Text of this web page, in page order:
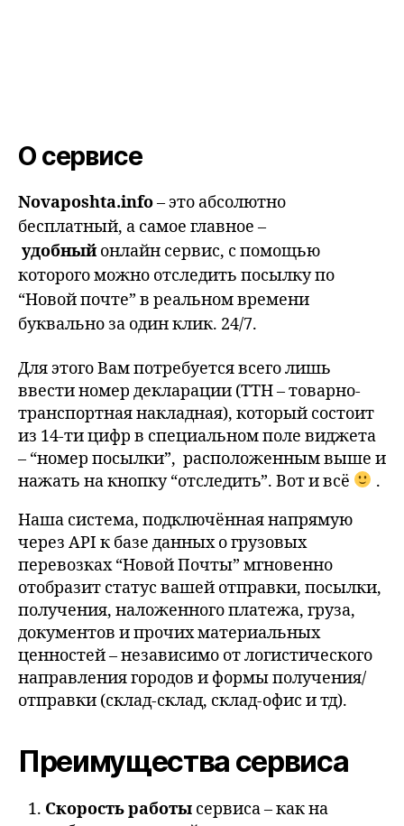
О сервисе
Novaposhta.info– это абсолютно
бесплатный, а самое главное –
удобныйонлайн сервис, с помощью
которого можно отследить посылку по
“Новой почте” в реальном времени
буквально за один клик. 24/7.
Для этого Вам потребуется всего лишь
ввести номер декларации (ТТН – товарно-
транспортная накладная), который состоит
из 14-ти цифр в специальном поле виджета
– “номер посылки”, расположенным выше и
нажать на кнопку “отследить”. Вот и всё
.
Наша система, подключённая напрямую
через API к базе данных о грузовых
перевозках “Новой Почты” мгновенно
отобразит статус вашей отправки, посылки,
получения, наложенного платежа, груза,
документов и прочих материальных
ценностей – независимо от логистического
направления городов и формы получения/
отправки (склад-склад, склад-офис и тд).
Преимущества сервиса
Скорость работы сервиса – как на